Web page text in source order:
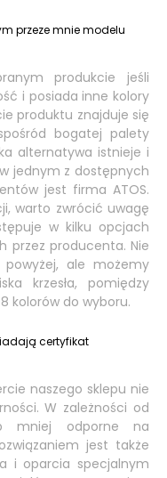
przeze mnie modelu
produkcie jeśli
i posiada inne kolory
produktu znajduje się
bogatej palety
alternatywa istnieje i
jednym z dostępnych
jest firma ATOS.
warto zwrócić uwagę
w kilku opcjach
przez producenta. Nie
ale możemy
krzesła, pomiędzy
kolorów do wyboru.
certyfikat
naszego sklepu nie
W zależności od
mniej odporne na
jest także
i oparcia specjalnym